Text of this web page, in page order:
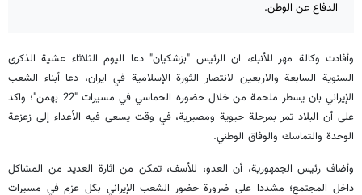
الدفاع عن الوطن.
وأفادت وكالة مهر للأنباء، ان الرئيس "بزشكيان" دعا اليوم الثلاثاء عشية الذكرى
السنوية السابعة والاربعين لانتصار الثورة الإسلامية في ايران، دعا أبناء الشعب
الإيراني بان يسطر ملحمة من خلال حضوره الحماسي في مسيرات "22 بهمن"؛ واكد
على أن البلاد تمر بمرحلة حيوية ومصيرية، في وقت يسعى فيه الأعداء إلى زعزعة
الوحدة والتماسك والوفاق الوطني.
وأضاف رئيس الجمهورية، أن العدو، للأسف، تمكن من اثارة العديد من المشاكل
داخل المجتمع؛ مشددا على ضرورة حضور الشعب الإيراني بكل عزم في مسيرات